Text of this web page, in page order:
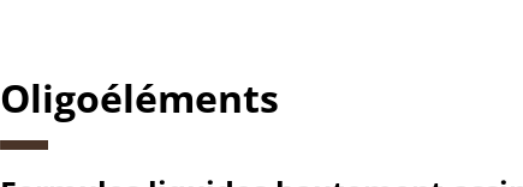
Oligoéléments